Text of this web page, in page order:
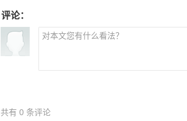
评论：
共有 0 条评论